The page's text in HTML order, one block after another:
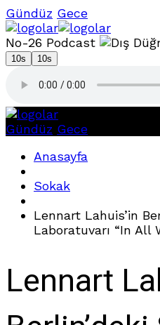
Gündüz Gece
No-26 Podcast
10s 10s
Gündüz Gece
Anasayfa
Sokak
Lennart Lahuis’in
Laboratuvarı “In All
Lennart